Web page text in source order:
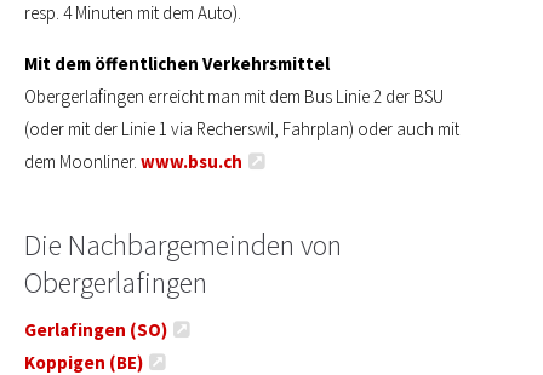
resp. 4 Minuten mit dem Auto).
Mit dem öffentlichen Verkehrsmittel
Obergerlafingen erreicht man mit dem Bus Linie 2 der BSU
(oder mit der Linie 1 via Recherswil, Fahrplan) oder auch mit
dem Moonliner. www.bsu.ch
Die Nachbargemeinden von
Obergerlafingen
Gerlafingen (SO)
Koppigen (BE)